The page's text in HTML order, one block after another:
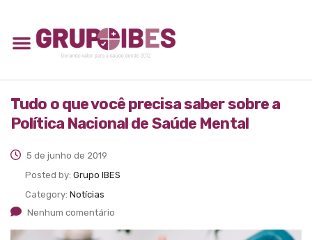
Tudo o que você precisa saber sobre a
Política Nacional de Saúde Mental
5 de junho de 2019
Posted by: Grupo IBES
Category: Notícias
Nenhum comentário